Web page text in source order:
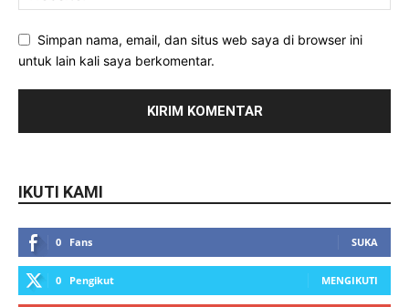
Simpan nama, email, dan situs web saya di browser ini
untuk lain kali saya berkomentar.
IKUTI KAMI
0 Fans SUKA
0 Pengikut MENGIKUTI